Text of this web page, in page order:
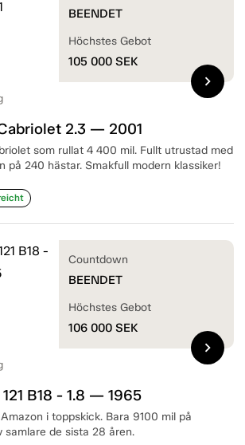
2.3 — 2001
som rullat 4 400 mil. Fullt utrustad med
på 240 hästar. Smakfull modern klassiker!
BEENDET
Höchstes Gebot
105 000 SEK
chevron_right
B18 - 1.8 — 1965
i toppskick. Bara 9100 mil på
samlare de sista 28 åren.
Countdown
BEENDET
Höchstes Gebot
106 000 SEK
chevron_right